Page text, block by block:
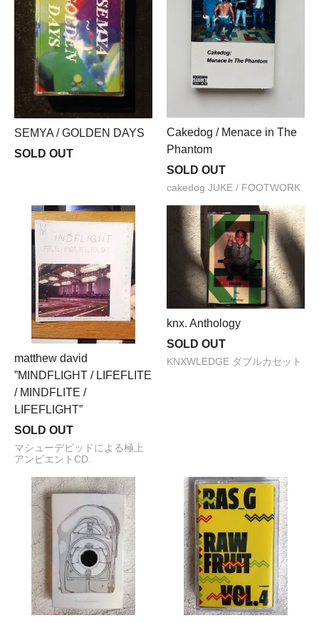
SEMYA / GOLDEN DAYS
SOLD OUT
Cakedog / Menace in The
Phantom
SOLD OUT
cakedog JUKE / FOOTWORK
matthew david
”MINDFLIGHT / LIFEFLITE
/ MINDFLITE /
LIFEFLIGHT”
SOLD OUT
マシューデビッドによる極上
アンビエントCD.
knx. Anthology
SOLD OUT
KNXWLEDGE ダブルカセット